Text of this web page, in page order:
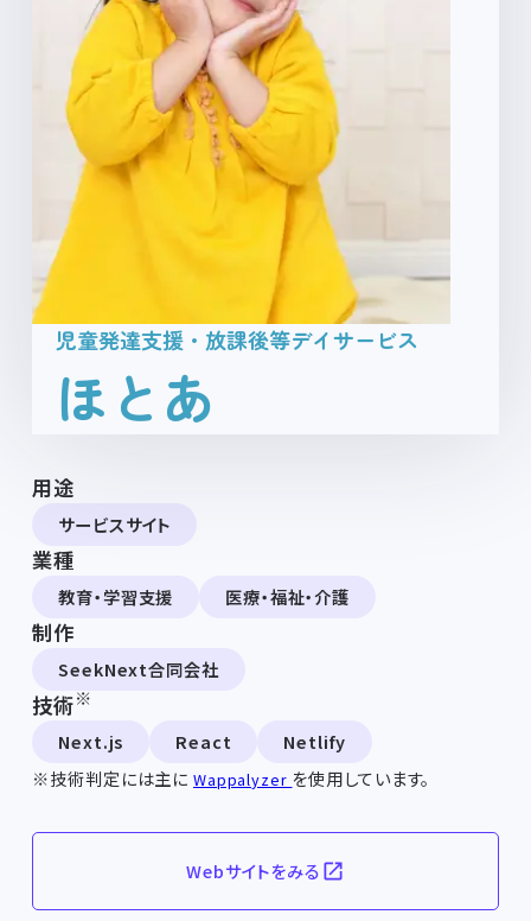
用途
サービスサイト
業種
教育・学習支援 医療・福祉・介護
制作
SeekNext合同会社
技術※
Next.js
React
Netlify
※技術判定には主に Wappalyzer を使用しています。
Webサイトをみる